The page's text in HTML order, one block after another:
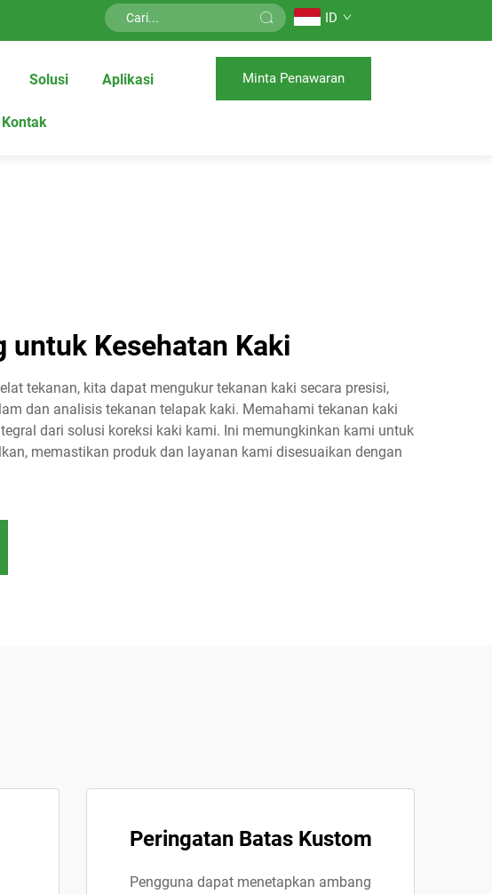
ID
Solusi Aplikasi
Kontak
Minta Penawaran
untuk Kesehatan Kaki
tekanan, kita dapat mengukur tekanan kaki secara presisi,
dan analisis tekanan telapak kaki. Memahami tekanan kaki
dari solusi koreksi kaki kami. Ini memungkinkan kami untuk
memastikan produk dan layanan kami disesuaikan dengan
Peringatan Batas Kustom
Pengguna dapat menetapkan ambang